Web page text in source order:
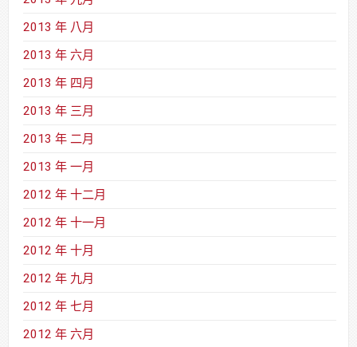
2013 年 八月
2013 年 六月
2013 年 四月
2013 年 三月
2013 年 二月
2013 年 一月
2012 年 十二月
2012 年 十一月
2012 年 十月
2012 年 九月
2012 年 七月
2012 年 六月